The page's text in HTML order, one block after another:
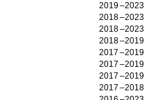
2019
2023
2018
2023
2018
2023
2018
2019
2017
2019
2017
2019
2017
2019
2017
2018